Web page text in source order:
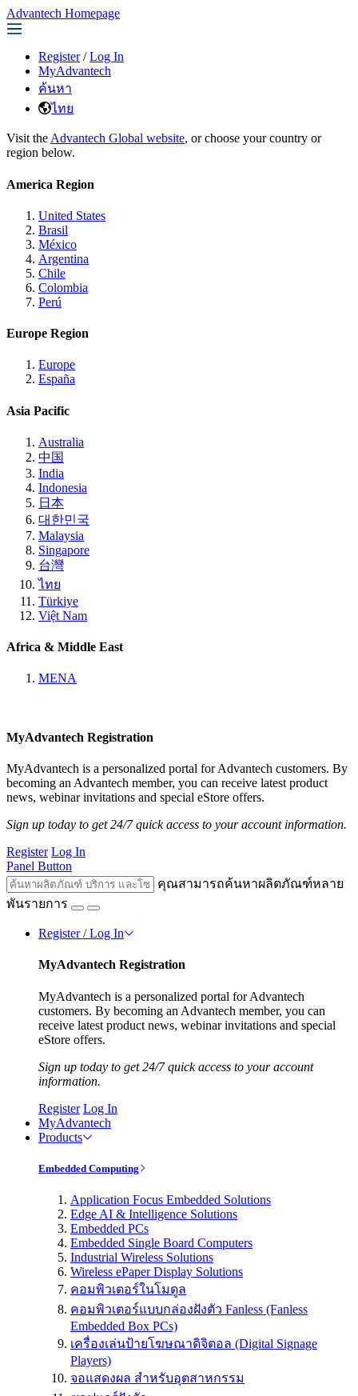
Advantech Homepage
Register / Log In
MyAdvantech
ค้นหา
ไทย
Visit the Advantech Global website, or choose your country or
region below.
America Region
United States
Brasil
México
Argentina
Chile
Colombia
Perú
Europe Region
Europe
España
Asia Pacific
Australia
中国
India
Indonesia
日本
대한민국
Malaysia
Singapore
台灣
ไทย
Türkiye
Việt Nam
Africa & Middle East
MENA
MyAdvantech Registration
MyAdvantech is a personalized portal for Advantech customers. By
becoming an Advantech member, you can receive latest product
news, webinar invitations and special eStore offers.
Sign up today to get 24/7 quick access to your account information.
Register Log In
Panel Button
คุณสามารถค้นหาผลิตภัณฑ์หลาย
พันรายการ
Register / Log In
MyAdvantech Registration
MyAdvantech is a personalized portal for Advantech
customers. By becoming an Advantech member, you can
receive latest product news, webinar invitations and special
eStore offers.
Sign up today to get 24/7 quick access to your account
information.
Register Log In
MyAdvantech
Products
Embedded Computing
Application Focus Embedded Solutions
Edge AI & Intelligence Solutions
Embedded PCs
Embedded Single Board Computers
Industrial Wireless Solutions
Wireless ePaper Display Solutions
คอมพิวเตอร์ในโมดูล
คอมพิวเตอร์แบบกล่องฝังตัว Fanless (Fanless
Embedded Box PCs)
เครื่องเล่นป้ายโฆษณาดิจิตอล (Digital Signage
Players)
จอแสดงผล สำหรับอุตสาหกรรม